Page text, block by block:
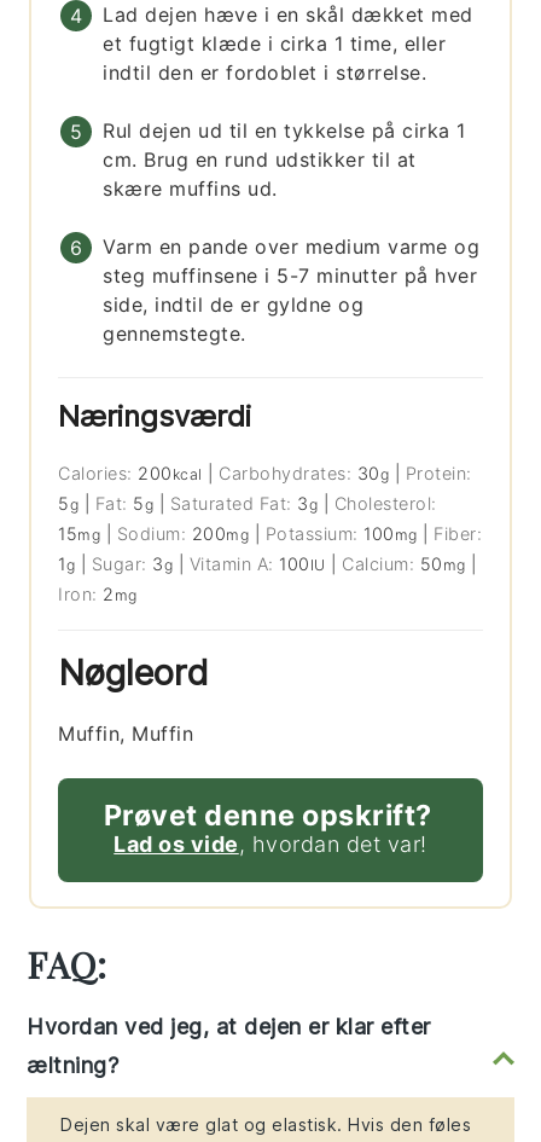
Lad dejen hæve i en skål dækket med
et fugtigt klæde i cirka 1 time, eller
indtil den er fordoblet i størrelse.
Rul dejen ud til en tykkelse på cirka 1
cm. Brug en rund udstikker til at
skære muffins ud.
Varm en pande over medium varme og
steg muffinsene i 5-7 minutter på hver
side, indtil de er gyldne og
gennemstegte.
Næringsværdi
Calories: 200 kcal Carbohydrates: 30g
Protein:
5g Fat: 5g Saturated Fat: 3g
Cholesterol:
15mg Sodium: 200mg Potassium: 100 mg
Fiber:
1g Sugar: 3g Vitamin A: 100 IU Calcium: 50 mg
Iron: 2 mg
Nøgleord
Muffin, Muffin
Prøvet denne opskrift?
Lad os vide, hvordan det var!
FAQ:
Hvordan ved jeg, at dejen er klar efter
æltning?
Dejen skal være glat og elastisk. Hvis den føles